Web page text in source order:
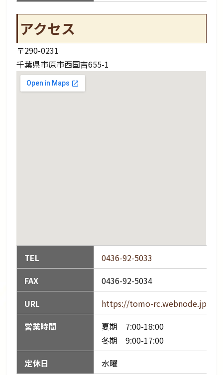
アクセス
〒290-0231
千葉県市原市西国吉655-1
TEL
0436-92-5033
FAX
0436-92-5034
URL
https://tomo-rc.webnode.jp/
営業時間
夏期 7:00-18:00
冬期 9:00-17:00
定休日
水曜